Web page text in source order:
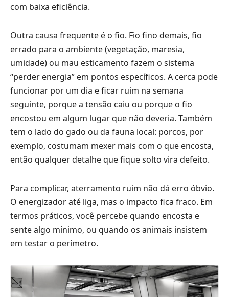
com baixa eficiência.
Outra causa frequente é o fio. Fio fino demais, fio
errado para o ambiente (vegetação, maresia,
umidade) ou mau esticamento fazem o sistema
“perder energia” em pontos específicos. A cerca pode
funcionar por um dia e ficar ruim na semana
seguinte, porque a tensão caiu ou porque o fio
encostou em algum lugar que não deveria. Também
tem o lado do gado ou da fauna local: porcos, por
exemplo, costumam mexer mais com o que encosta,
então qualquer detalhe que fique solto vira defeito.
Para complicar, aterramento ruim não dá erro óbvio.
O energizador até liga, mas o impacto fica fraco. Em
termos práticos, você percebe quando encosta e
sente algo mínimo, ou quando os animais insistem
em testar o perímetro.